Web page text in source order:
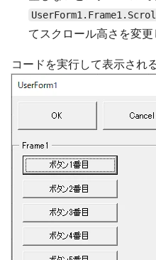
てスクロール高さを変更
コードを実行して表示され